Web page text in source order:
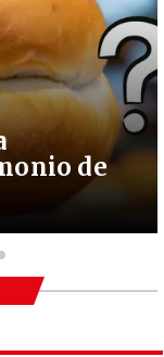
de